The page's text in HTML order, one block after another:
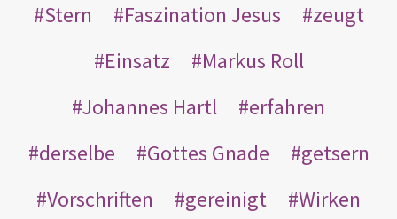
Stern
Faszination Jesus
zeugt
Einsatz
Markus Roll
Johannes Hartl
erfahren
derselbe
Gottes Gnade
getsern
Vorschriften
gereinigt
Wirken